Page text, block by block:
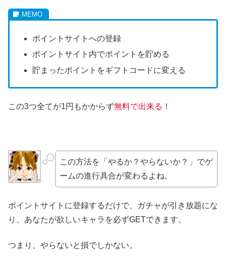
ポイントサイトへの登録
ポイントサイト内でポイントを貯める
貯まったポイントをギフトコードに変える
この3つ全てが1円もかからず無料で出来る ！
この方法を「やるか？やらないか？」でゲ
ームの進行具合が変わるよね。
ポイントサイトに登録するだけで、ガチャが引き放題にな
り、あなたが欲しいキャラを必ずGETできます。
つまり、やらないと損でしかない。